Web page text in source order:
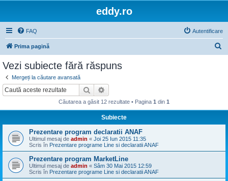
eddy.ro
FAQ Autentificare
Prima pagină
Vezi subiecte fără răspuns
Mergeți la căutare avansată
Căutare
Căutarea a găsit 12 rezultate • Pagina 1 din 1
Subiecte
Prezentare program declaratii ANAF
Ultimul mesaj de admin « Joi 25 Iun 2015 11:35
Scris în Prezentare programe Line si declaratii ANAF
Prezentare program MarketLine
Ultimul mesaj de admin « Sâm 30 Mai 2015 12:59
Scris în Prezentare programe Line si declaratii ANAF